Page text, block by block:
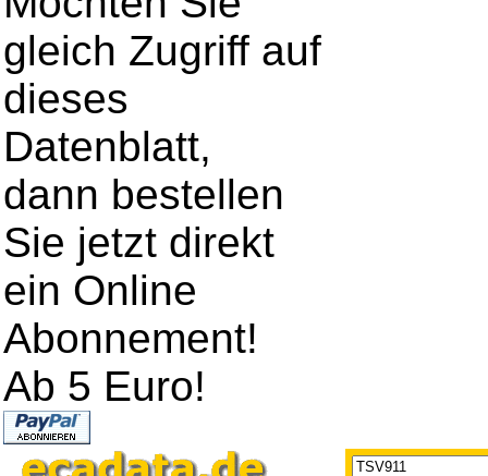
gleich Zugriff auf
dieses
Datenblatt,
dann bestellen
Sie jetzt direkt
ein Online
Abonnement!
Ab 5 Euro!